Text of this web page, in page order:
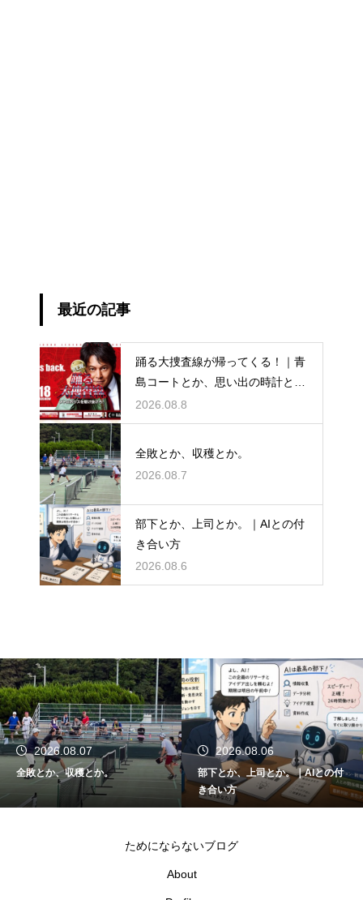
最近の記事
踊る大捜査線が帰ってくる！｜青
島コートとか、思い出の時計と
か。
2026.08.8
全敗とか、収穫とか。
2026.08.7
部下とか、上司とか。｜AIとの付
き合い方
2026.08.6
2026.08.07
全敗とか、収穫とか。
2026.08.06
部下とか、上司とか。｜AIとの付
き合い方
ためにならないブログ
About